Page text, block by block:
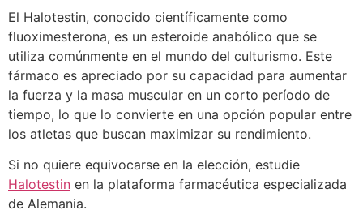
El Halotestin, conocido científicamente como
fluoximesterona, es un esteroide anabólico que se
utiliza comúnmente en el mundo del culturismo. Este
fármaco es apreciado por su capacidad para aumentar
la fuerza y la masa muscular en un corto período de
tiempo, lo que lo convierte en una opción popular entre
los atletas que buscan maximizar su rendimiento.
Si no quiere equivocarse en la elección, estudie
Halotestin en la plataforma farmacéutica especializada
de Alemania.